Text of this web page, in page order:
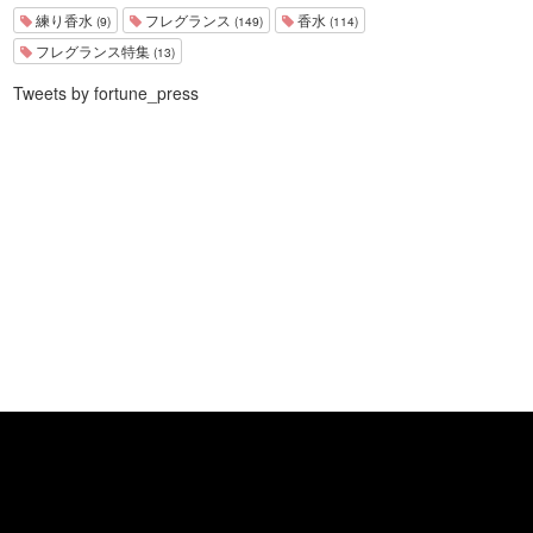
練り香水 (9) フレグランス (149) 香水 (114)
フレグランス特集 (13)
Tweets by fortune_press